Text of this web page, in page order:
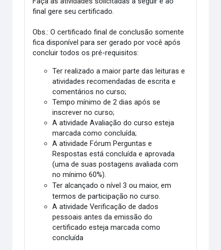
final gere seu certificado.
Obs.: O certificado final de conclusão somente
fica disponível para ser gerado por você após
concluir todos os pré-requisitos:
Ter realizado a maior parte das leituras e
atividades recomendadas de escrita e
comentários no curso;
Tempo mínimo de 2 dias após se
inscrever no curso;
A atividade Avaliação do curso esteja
marcada como concluída;
A atividade Fórum Perguntas e
Respostas está concluída e aprovada
(uma de suas postagens avaliada com
no mínimo 60%).
Ter alcançado o nível 3 ou maior, em
termos de participação no curso.
A atividade Verificação de dados
pessoais antes da emissão do
certificado esteja marcada como
concluída